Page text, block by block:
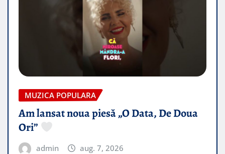
MUZICA POPULARA
Am lansat noua piesă „O Data, De Doua
Ori”
admin aug. 7, 2026